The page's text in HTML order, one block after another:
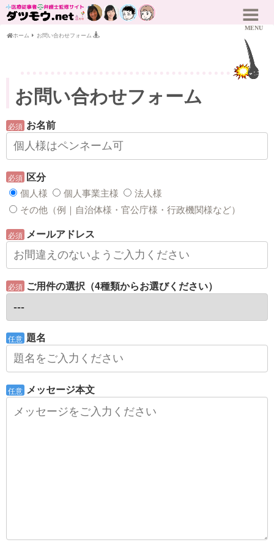
ホーム お問い合わせフォーム
お問い合わせフォーム
必須 お名前
必須 区分
個人様 個人事業主様
法人様
その他（例｜自治体様・官公庁様・行政機関様など）
必須 メールアドレス
必須 ご用件の選択（4種類からお選びください）
任意 題名
任意 メッセージ本文